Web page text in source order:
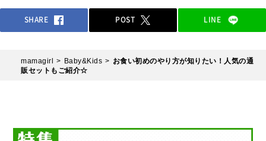
SHARE POST LINE
mamagirl Baby&Kids
お食い初めのやり方が知りたい！人気の通
販セットもご紹介☆